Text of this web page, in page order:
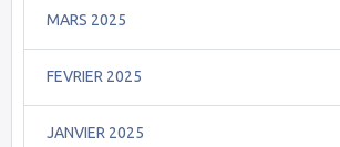
MARS 2025
FEVRIER 2025
JANVIER 2025